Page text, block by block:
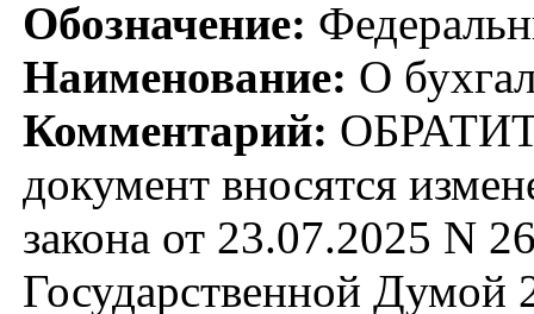
Обозначение:
Наименование: О
Комментарий:
документ вносятся
закона от 23.07.2025 N
Государственной Думой